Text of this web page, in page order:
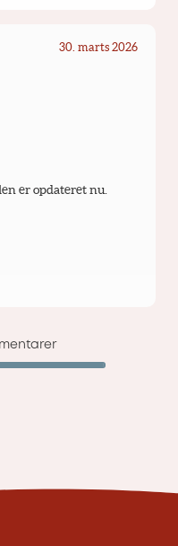
30. marts 2026
er opdateret nu.